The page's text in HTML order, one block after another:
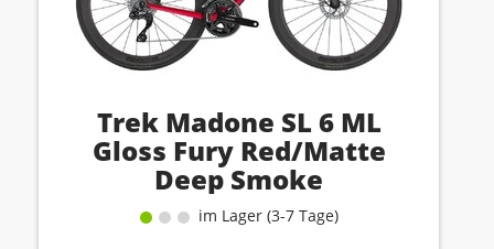
Trek Madone SL 6 ML
Gloss Fury Red/Matte
Deep Smoke
im Lager (3-7 Tage)